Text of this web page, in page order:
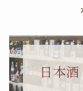
日本酒